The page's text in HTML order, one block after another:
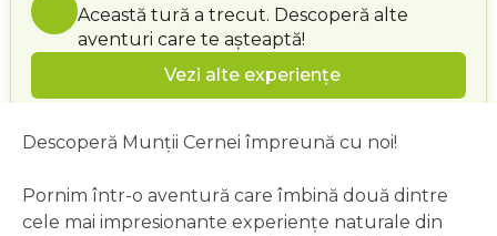
Această tură a trecut. Descoperă alte
aventuri care te așteaptă!
Vezi alte experiențe
Descoperă Munții Cernei împreună cu noi!
Pornim într-o aventură care îmbină două dintre
cele mai impresionante experiențe naturale din